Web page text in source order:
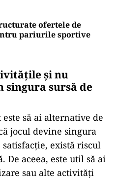
ofertele de
pariurile sportive
și nu
sursă de
să ai alternative de
jocul devine singura
există riscul
De aceea, este util să ai
sau alte activități